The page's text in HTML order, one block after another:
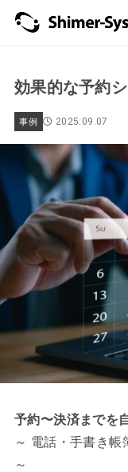
効果的な予約
事例 2025.09.07
予約〜決済までを
～ 電話・手書き帳
～